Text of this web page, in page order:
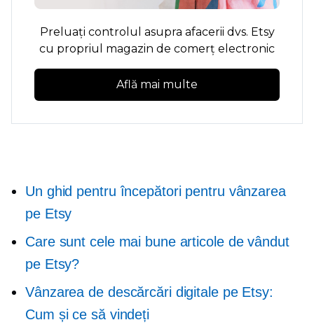
Preluați controlul asupra afacerii dvs. Etsy
cu propriul magazin de comerț electronic
Află mai multe
Un ghid pentru începători pentru vânzarea
pe Etsy
Care sunt cele mai bune articole de vândut
pe Etsy?
Vânzarea de descărcări digitale pe Etsy:
Cum și ce să vindeți